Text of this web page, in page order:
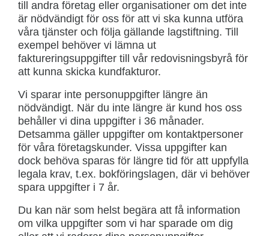
till andra företag eller organisationer om det inte
är nödvändigt för oss för att vi ska kunna utföra
våra tjänster och följa gällande lagstiftning. Till
exempel behöver vi lämna ut
faktureringsuppgifter till vår redovisningsbyrå för
att kunna skicka kundfakturor.
Vi sparar inte personuppgifter längre än
nödvändigt. När du inte längre är kund hos oss
behåller vi dina uppgifter i 36 månader.
Detsamma gäller uppgifter om kontaktpersoner
för våra företagskunder. Vissa uppgifter kan
dock behöva sparas för längre tid för att uppfylla
legala krav, t.ex. bokföringslagen, där vi behöver
spara uppgifter i 7 år.
Du kan när som helst begära att få information
om vilka uppgifter som vi har sparade om dig